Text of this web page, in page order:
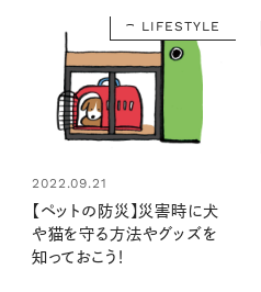
LIFESTYLE
2022.09.21
【ペットの防災】災害時に犬
や猫を守る方法やグッズを
知っておこう！